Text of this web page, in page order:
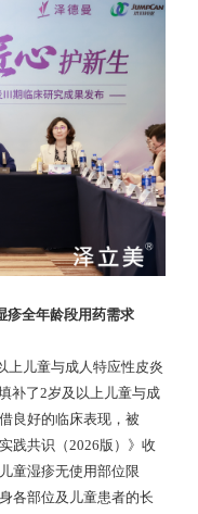
疹全年龄段用药需求
上儿童与成人特应性皮炎
补了2岁及以上儿童与成
良好的临床表现，被
践共识（2026版）》收
童湿疹无使用部位限
各部位及儿童患者的长